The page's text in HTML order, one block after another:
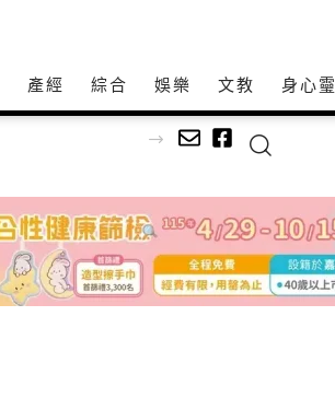
產經 綜合 娛樂 文教 身心𩆜